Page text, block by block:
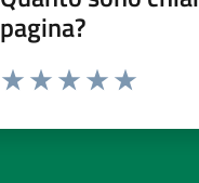
pagina?